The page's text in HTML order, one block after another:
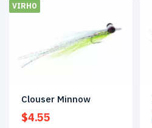
VIRHO
Clouser Minnow
$4.55